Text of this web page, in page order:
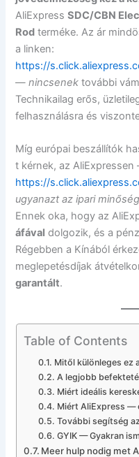
AliExpressSDC/CBN
Rod terméke. Az ár
a linken:
https://
—nincsenek további
Technikailag erős,
felhasználásra és
Míg európai beszállítók
t kérnek, az
https://
ugyanazt az ipari
Ennek oka, hogy az
áfával dolgozik, és a
Régebben a Kínából
meglepetésdíjak
garantált.
Table of Contents
Mitől különleges ez
A legjobb
Miért ideális
Miért AliExpress —
További segítség
GYIK — Gyakran
Meer hulp nodig met